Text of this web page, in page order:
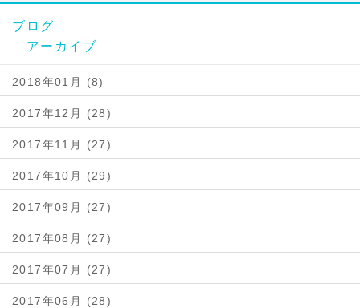
ブログ
アーカイブ
2018年01月 (8)
2017年12月 (28)
2017年11月 (27)
2017年10月 (29)
2017年09月 (27)
2017年08月 (27)
2017年07月 (27)
2017年06月 (28)